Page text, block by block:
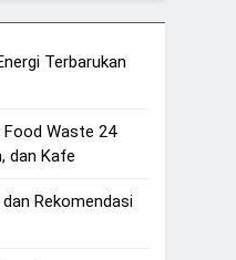
Terbarukan
Food Waste 24
dan Kafe
Rekomendasi